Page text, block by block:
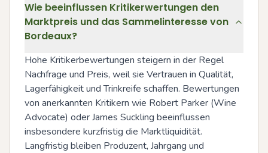
Wie beeinflussen Kritikerwertungen den
Marktpreis und das Sammelinteresse von
Bordeaux?
Hohe Kritikerbewertungen steigern in der Regel
Nachfrage und Preis, weil sie Vertrauen in Qualität,
Lagerfähigkeit und Trinkreife schaffen. Bewertungen
von anerkannten Kritikern wie Robert Parker (Wine
Advocate) oder James Suckling beeinflussen
insbesondere kurzfristig die Marktliquidität.
Langfristig bleiben Produzent, Jahrgang und